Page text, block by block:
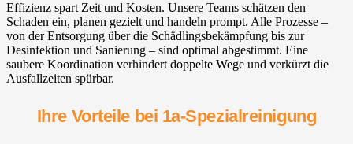
Effizienz spart Zeit und Kosten. Unsere Teams schätzen den
Schaden ein, planen gezielt und handeln prompt. Alle Prozesse –
von der Entsorgung über die Schädlingsbekämpfung bis zur
Desinfektion und Sanierung – sind optimal abgestimmt. Eine
saubere Koordination verhindert doppelte Wege und verkürzt die
Ausfallzeiten spürbar.
Ihre Vorteile bei 1a-Spezialreinigung